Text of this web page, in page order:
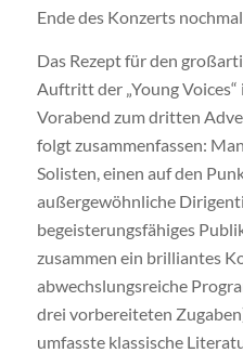
Ende des Konzerts
Das Rezept für den
Auftritt der „Young
Vorabend zum dritten
folgt zusammenfassen:
Solisten, einen auf den
außergewöhnliche
begeisterungsfähiges
zusammen ein brilliantes
abwechslungsreiche
drei vorbereiteten
umfasste klassische